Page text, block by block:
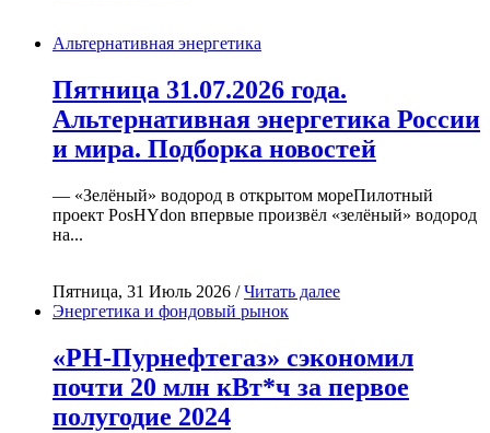
Альтернативная энергетика
Пятница 31.07.2026 года.
Альтернативная энергетика России
и мира. Подборка новостей
— «Зелёный» водород в открытом мореПилотный
проект PosHYdon впервые произвёл «зелёный» водород
на...
Пятница, 31 Июль 2026 /Читать далее
Энергетика и фондовый рынок
«РН-Пурнефтегаз» сэкономил
почти 20 млн кВт*ч за первое
полугодие 2024